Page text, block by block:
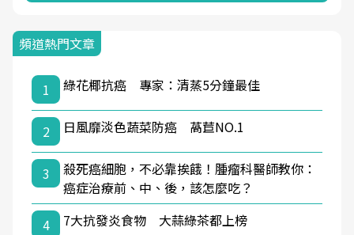
頻道熱門文章
1 綠花椰抗癌 專家：清蒸5分鐘最佳
2 日風靡淡色蔬菜防癌 萵苣NO.1
3
殺死癌細胞，不必靠挨餓！腫瘤科醫師教你：
癌症治療前、中、後，該怎麼吃？
4
7大抗發炎食物 大蒜綠茶都上榜